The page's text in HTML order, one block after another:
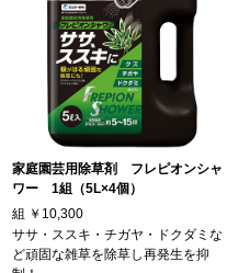
家庭園芸用除草剤 フレピオンシャ
ワー 1組（5L×4個）
組 ￥10,300
ササ・ススキ・チガヤ・ドクダミな
ど頑固な雑草を除草し再発生を抑